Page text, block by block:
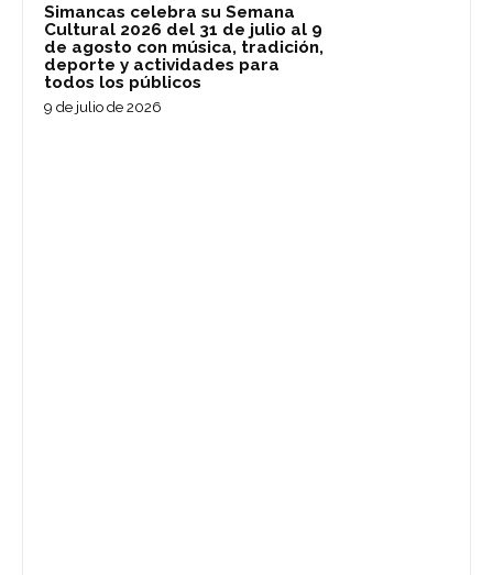
Simancas celebra su Semana
Cultural 2026 del 31 de julio al 9
de agosto con música, tradición,
deporte y actividades para
todos los públicos
9 de julio de 2026